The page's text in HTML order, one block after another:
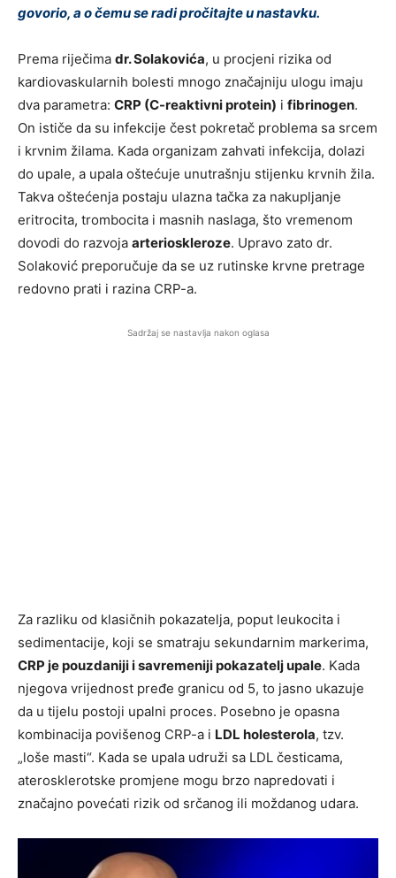
govorio, a o čemu se radi pročitajte u nastavku.
Prema riječima dr. Solakovića, u procjeni rizika od
kardiovaskularnih bolesti mnogo značajniju ulogu imaju
dva parametra: CRP (C-reaktivni protein) i fibrinogen.
On ističe da su infekcije čest pokretač problema sa srcem
i krvnim žilama. Kada organizam zahvati infekcija, dolazi
do upale, a upala oštećuje unutrašnju stijenku krvnih žila.
Takva oštećenja postaju ulazna tačka za nakupljanje
eritrocita, trombocita i masnih naslaga, što vremenom
dovodi do razvoja arterioskleroze. Upravo zato dr.
Solaković preporučuje da se uz rutinske krvne pretrage
redovno prati i razina CRP-a.
Sadržaj se nastavlja nakon oglasa
Za razliku od klasičnih pokazatelja, poput leukocita i
sedimentacije, koji se smatraju sekundarnim markerima,
CRP je pouzdaniji i savremeniji pokazatelj upale. Kada
njegova vrijednost pređe granicu od 5, to jasno ukazuje
da u tijelu postoji upalni proces. Posebno je opasna
kombinacija povišenog CRP-a i LDL holesterola, tzv.
„loše masti“. Kada se upala udruži sa LDL česticama,
aterosklerotske promjene mogu brzo napredovati i
značajno povećati rizik od srčanog ili moždanog udara.